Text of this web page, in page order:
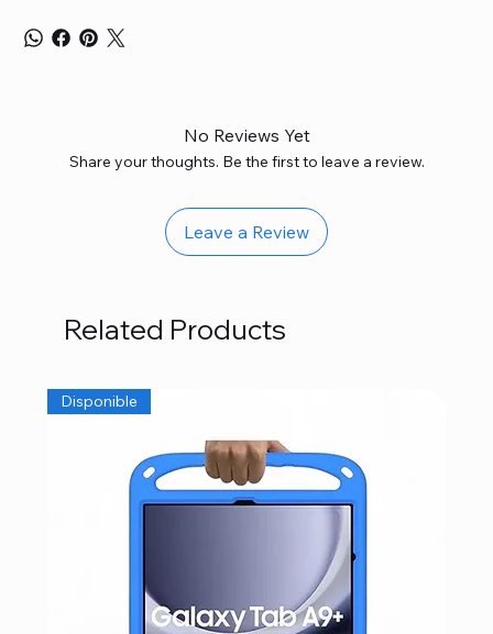
No Reviews Yet
Share your thoughts. Be the first to leave a review.
Leave a Review
Related Products
Disponible